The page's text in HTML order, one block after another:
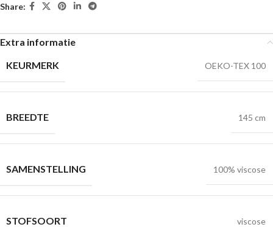
Share:
Extra informatie
KEURMERK
OEKO-TEX 100
BREEDTE 145 cm
SAMENSTELLING 100% viscose
STOFSOORT viscose